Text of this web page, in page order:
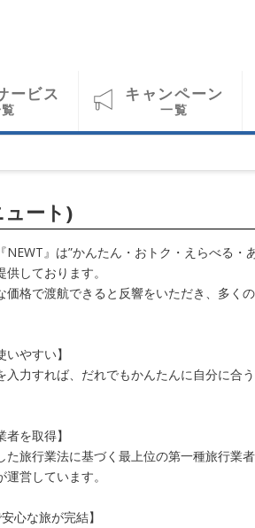
ービス キャンペーン
一覧
ュート)
NEWT』は”かんたん・おトク・えらべる・
しております。
価格で渡航できると反響をいただき、多く
いやすい】
入力すれば、だれでもかんたんに自分に合
者を取得】
た旅行業法に基づく最上位の第一種旅行業
営しています。
心な旅が完結】